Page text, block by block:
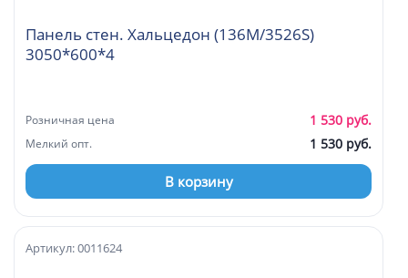
Панель стен. Хальцедон (136М/3526S)
3050*600*4
Розничная цена 1 530 руб.
Мелкий опт. 1 530 руб.
В корзину
Артикул: 0011624